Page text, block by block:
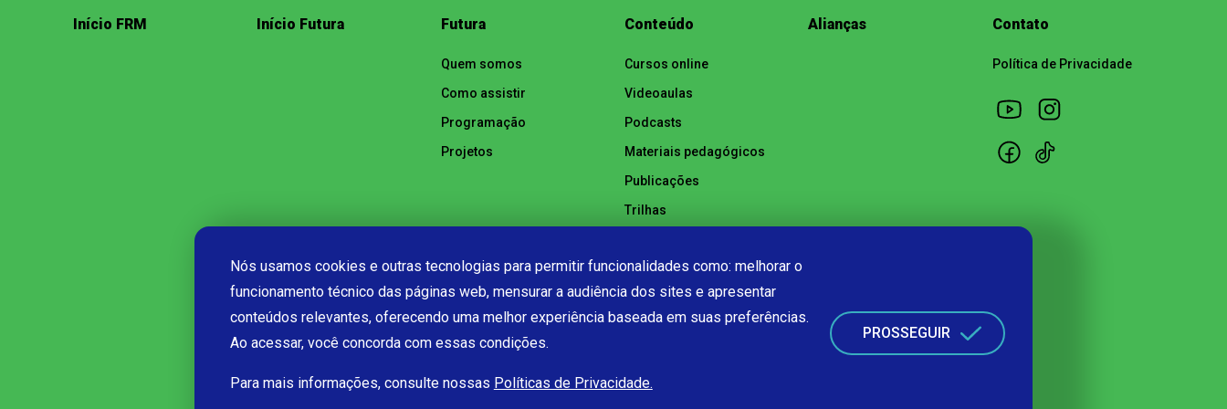
Início FRM Início Futura Futura
Quem somos
Como assistir
Programação
Projetos
Conteúdo
Cursos online
Videoaulas
Podcasts
Materiais pedagógicos
Publicações
Trilhas
Alianças Contato
Política de Privacidade
Nós usamos cookies e outras tecnologias para permitir funcionalidades como: melhorar o
funcionamento técnico das páginas web, mensurar a audiência dos sites e apresentar
conteúdos relevantes, oferecendo uma melhor experiência baseada em suas preferências.
Ao acessar, você concorda com essas condições.
Para mais informações, consulte nossas Políticas de Privacidade.
PROSSEGUIR